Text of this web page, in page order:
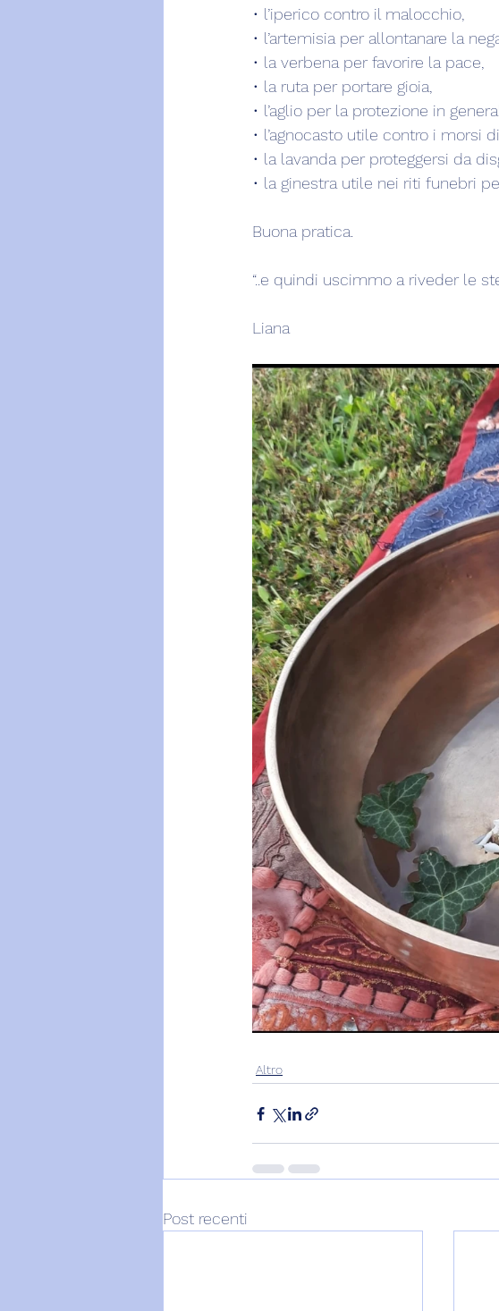
• l’iperico contro il malocchio,
• l’artemisia per allontanare la
• la verbena per favorire la pace,
• la ruta per portare gioia,
• l’aglio per la protezione in
• l’agnocasto utile contro i morsi
• la lavanda per proteggersi da
• la ginestra utile nei riti funebri
Buona pratica.
“..e quindi uscimmo a riveder le
Liana
Altro
Post recenti